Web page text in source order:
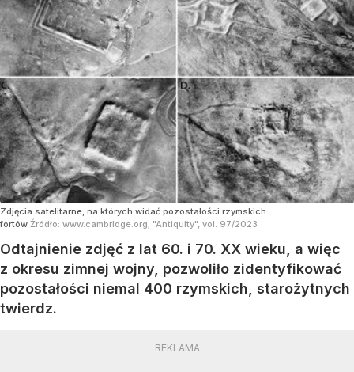
Zdjęcia satelitarne, na których widać pozostałości rzymskich
fortów Źródło: www.cambridge.org; "Antiquity", vol. 97/2023
Odtajnienie zdjęć z lat 60. i 70. XX wieku, a więc
z okresu zimnej wojny, pozwoliło zidentyfikować
pozostałości niemal 400 rzymskich, starożytnych
twierdz.